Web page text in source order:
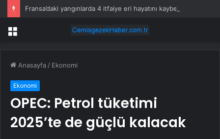
Fransa’daki yangınlarda 4 itfaiye eri hayatını kaybetti
Menü
Anasayfa / Ekonomi
Ekonomi
OPEC: Petrol tüketimi
2025’te de güçlü kalacak